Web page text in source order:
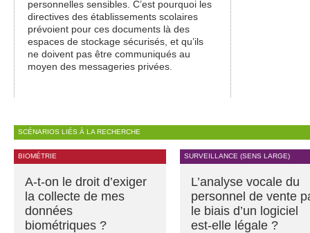
personnelles sensibles. C’est pourquoi les
directives des établissements scolaires
prévoient pour ces documents là des
espaces de stockage sécurisés, et qu’ils
ne doivent pas être communiqués au
moyen des messageries privées.
SCÉNARIOS LIÉS À LA RECHERCHE
BIOMÉTRIE
A-t-on le droit d’exiger
la collecte de mes
données
biométriques ?
SURVEILLANCE (SENS LARGE)
L’analyse vocale du
personnel de vente
le biais d’un logiciel
est-elle légale ?